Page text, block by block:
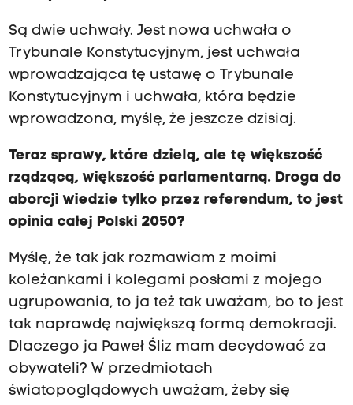
Są dwie uchwały. Jest nowa uchwała o
Trybunale Konstytucyjnym, jest uchwała
wprowadzająca tę ustawę o Trybunale
Konstytucyjnym i uchwała, która będzie
wprowadzona, myślę, że jeszcze dzisiaj.
Teraz sprawy, które dzielą, ale tę większość
rządzącą, większość parlamentarną. Droga do
aborcji wiedzie tylko przez referendum, to jest
opinia całej Polski 2050?
Myślę, że tak jak rozmawiam z moimi
koleżankami i kolegami posłami z mojego
ugrupowania, to ja też tak uważam, bo to jest
tak naprawdę największą formą demokracji.
Dlaczego ja Paweł Śliz mam decydować za
obywateli? W przedmiotach
światopoglądowych uważam, żeby się